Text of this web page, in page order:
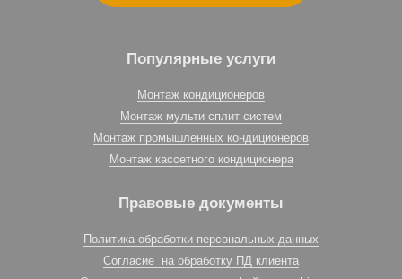
Популярные услуги
Монтаж кондиционеров
Монтаж мульти сплит систем
Монтаж промышленных кондиционеров
Монтаж кассетного кондиционера
Правовые документы
Политика обработки персональных данных
Согласие на обработку ПД клиента